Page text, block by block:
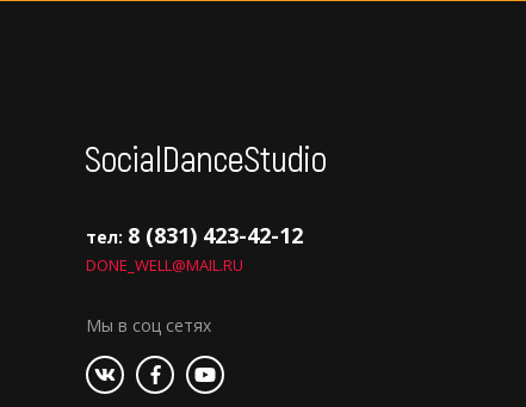
тел: 8 (831) 423-42-12
DONE_WELL@MAIL.RU
Мы в соц сетях